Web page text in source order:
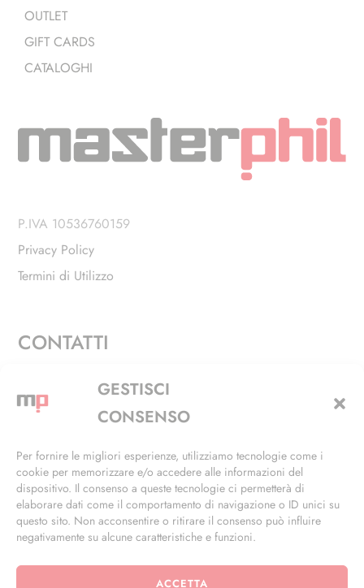
GESTISCI
CONSENSO
Per fornire le migliori esperienze, utilizziamo tecnologie come i
cookie per memorizzare e/o accedere alle informazioni del
dispositivo. Il consenso a queste tecnologie ci permetterà di
elaborare dati come il comportamento di navigazione o ID unici su
questo sito. Non acconsentire o ritirare il consenso può influire
negativamente su alcune caratteristiche e funzioni.
ACCETTA
OUTLET
GIFT CARDS
CATALOGHI
P.IVA 10536760159
Privacy Policy
Termini di Utilizzo
CONTATTI
Via Alfieri, 27 - Trezzano Sul Naviglio (MI)
+39 02 4846 3155
info@masterphil.it